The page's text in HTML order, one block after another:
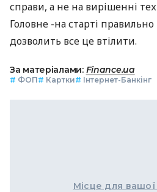
справи, а не на вирішенні
Головне -на старті
дозволить все це втілити.
За матеріалами: Finance.ua
# ФОП# Картки# Інтернет-Банкінг
Місце для